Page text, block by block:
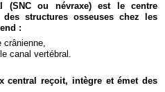
(SNC ou névraxe) est le centre
structures osseuses chez les
:
crânienne,
canal vertébral.
central reçoit, intègre et émet des